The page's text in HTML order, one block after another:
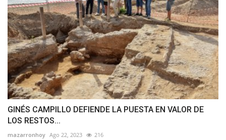
GINÉS CAMPILLO DEFIENDE LA PUESTA EN VALOR DE
LOS RESTOS...
mazarronhoy Ago 22, 2023 216